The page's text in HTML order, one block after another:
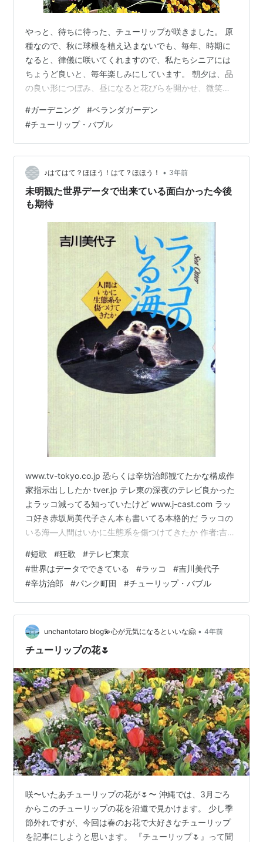
やっと、待ちに待った、チューリップが咲きました。 原
種なので、秋に球根を植え込まないでも、毎年、時期に
なると、律儀に咲いてくれますので、私たちシニアには
ちょうど良いと、毎年楽しみにしています。 朝夕は、品
の良い形につぼみ、昼になると花びらを開かせ、微笑み
頑張って、これからずーと秋まで咲いてくれることにな
っています。
#ガーデニング #ベランダガーデン
#チューリップ・バブル
♪はてはて？ほほう！はて？ほほう！ • 3年前
未明観た世界データで出来ている面白かった今後
も期待
www.tv-tokyo.co.jp 恐らくは辛坊治郎観てたかな構成作
家指示出ししたか tver.jp テレ東の深夜のテレビ良かった
よラッコ減ってる知っていたけど www.j-cast.com ラッ
コ好き赤坂局美代子さん本も書いてる本格的だ ラッコの
いる海―人間はいかに生態系を傷つけてきたか 作者:吉川
坊よりもお姉様ラッコも減るがイルカインフル
www.afpbb.com hironaka0407.com ヨット乗り鯨ぶつ
かり救われて辛坊治郎ちんぽいじろう www.j-cast.com
ja.wikipedia.o…
#短歌 #狂歌 #テレビ東京
#世界はデータでできている #ラッコ #吉川美代子
#辛坊治郎 #パンク町田 #チューリップ・バブル
unchantotaro blog💫心が元気になるといいな🤗 • 4年前
チューリップの花🌷
咲〜いたあチューリップの花が🌷〜 沖縄では、3月ごろ
からこのチューリップの花を沿道で見かけます。 少し季
節外れですが、今回は春のお花で大好きなチューリップ
を記事にしようと思います。 『チューリップ🌷』って聞